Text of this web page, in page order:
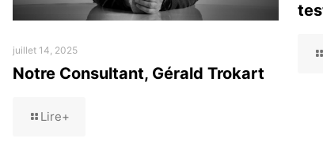
juillet 14, 2025
Notre Consultant, Gérald Trokart
Lire+